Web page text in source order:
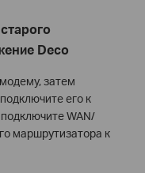
Deco
затем
его к
WAN/
маршрутизатора к